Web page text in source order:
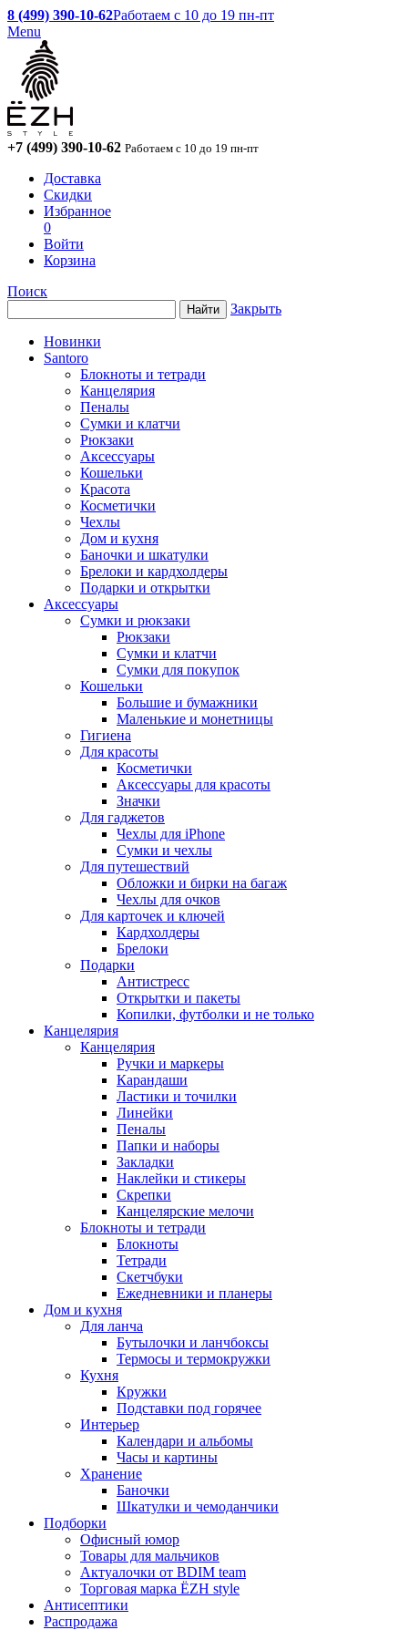
8 (499) 390-10-62Работаем с 10 до 19 пн-пт
Menu
+7 (499) 390-10-62 Работаем с 10 до 19 пн-пт
Доставка
Скидки
Избранное
0
Войти
Корзина
Поиск
Закрыть
Новинки
Santoro
Блокноты и тетради
Канцелярия
Пеналы
Сумки и клатчи
Рюкзаки
Аксессуары
Кошельки
Красота
Косметички
Чехлы
Дом и кухня
Баночки и шкатулки
Брелоки и кардхолдеры
Подарки и открытки
Аксессуары
Сумки и рюкзаки
Рюкзаки
Сумки и клатчи
Сумки для покупок
Кошельки
Большие и бумажники
Маленькие и монетницы
Гигиена
Для красоты
Косметички
Аксессуары для красоты
Значки
Для гаджетов
Чехлы для iPhone
Сумки и чехлы
Для путешествий
Обложки и бирки на багаж
Чехлы для очков
Для карточек и ключей
Кардхолдеры
Брелоки
Подарки
Антистресс
Открытки и пакеты
Копилки, футболки и не только
Канцелярия
Канцелярия
Ручки и маркеры
Карандаши
Ластики и точилки
Линейки
Пеналы
Папки и наборы
Закладки
Наклейки и стикеры
Скрепки
Канцелярские мелочи
Блокноты и тетради
Блокноты
Тетради
Скетчбуки
Ежедневники и планеры
Дом и кухня
Для ланча
Бутылочки и ланчбоксы
Термосы и термокружки
Кухня
Кружки
Подставки под горячее
Интерьер
Календари и альбомы
Часы и картины
Хранение
Баночки
Шкатулки и чемоданчики
Подборки
Офисный юмор
Товары для мальчиков
Актуалочки от BDIM team
Торговая марка ЁZH style
Антисептики
Распродажа